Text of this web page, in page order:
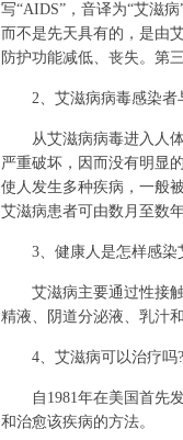
写“AIDS”，音译为“艾滋
而不是先天具有的，是由
防护功能减低、丧失。第
2、艾滋病病毒感染者
从艾滋病病毒进入人体
严重破坏，因而没有明显
使人发生多种疾病，一般
艾滋病患者可由数月至数
3、健康人是怎样感染
艾滋病主要通过性接触
精液、阴道分泌液、乳汁
4、艾滋病可以治疗吗?
自1981年在美国首先发
和治愈该疾病的方法。